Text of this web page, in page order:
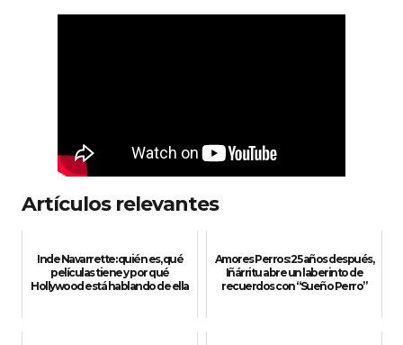
Artículos relevantes
Inde Navarrette: quién es, qué
películas tiene y por qué
Hollywood está hablando de ella
Amores Perros: 25 años después,
Iñárritu abre un laberinto de
recuerdos con “Sueño Perro”